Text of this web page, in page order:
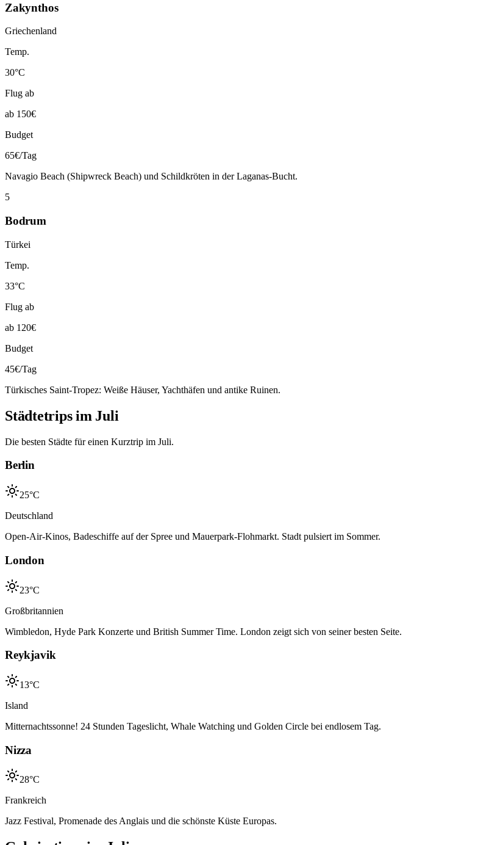
Zakynthos
Griechenland
Temp.
30°C
Flug ab
ab 150€
Budget
65€/Tag
Navagio Beach (Shipwreck Beach) und Schildkröten in der Laganas-Bucht.
5
Bodrum
Türkei
Temp.
33°C
Flug ab
ab 120€
Budget
45€/Tag
Türkisches Saint-Tropez: Weiße Häuser, Yachthäfen und antike Ruinen.
Städtetrips im Juli
Die besten Städte für einen Kurztrip im Juli.
Berlin
25°C
Deutschland
Open-Air-Kinos, Badeschiffe auf der Spree und Mauerpark-Flohmarkt. Stadt pulsiert im Sommer.
London
23°C
Großbritannien
Wimbledon, Hyde Park Konzerte und British Summer Time. London zeigt sich von seiner besten Seite.
Reykjavik
13°C
Island
Mitternachtssonne! 24 Stunden Tageslicht, Whale Watching und Golden Circle bei endlosem Tag.
Nizza
28°C
Frankreich
Jazz Festival, Promenade des Anglais und die schönste Küste Europas.